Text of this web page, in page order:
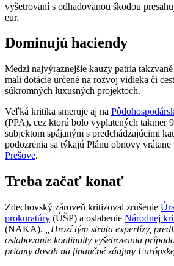
vyšetrovaní s odhadovanou škodou
eur.
Dominujú haciendy
Medzi najvýraznejšie kauzy patria takzvané
mali dotácie určené na rozvoj vidieka či
súkromných luxusných projektoch.
Veľká kritika smeruje aj na
(PPA), cez ktorú bolo vyplatených takmer
subjektom spájaným s predchádzajúcimi
podozrenia sa týkajú Plánu obnovy vrátane
Prešove.
Treba začať konať
Zdechovský zároveň kritizoval zrušenie
prokuratúry (ÚŠP) a oslabenie Národnej
(NAKA).
„Hrozí tým strata expertízy,
oslabovanie kontinuity vyšetrovania
priamy dosah na finančné záujmy